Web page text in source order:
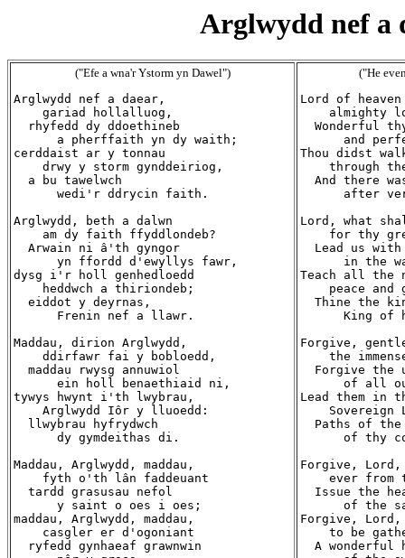
Arglwydd nef a
("Efe a wna'r Ystorm yn Dawel")
Arglwydd nef a daear,
    gariad hollalluog,
  rhyfedd dy ddoethineb
      a pherffaith yn dy waith;
cerddaist ar y tonnau
    drwy y storm gynddeiriog,
  a bu tawelwch
      wedi'r ddrycin faith.
Arglwydd, beth a dalwn
    am dy faith ffyddlondeb?
  Arwain ni â'th gyngor
      yn ffordd d'ewyllys fawr,
dysg i'r holl genhedloedd
    heddwch a thiriondeb;
  eiddot y deyrnas,
      Frenin nef a llawr.
Maddau, dirion Arglwydd,
    ddirfawr fai y bobloedd,
  maddau rwysg annuwiol
      ein holl benaethiaid ni,
tywys hwynt i'th lwybrau,
    Arglwydd Iôr y lluoedd:
  llwybrau hyfrydwch
      dy gymdeithas di.
Maddau, Arglwydd, maddau,
    fyth o'th lân faddeuant
  tardd grasusau nefol
      y saint o oes i oes;
maddau, Arglwydd, maddau,
    casgler er d'ogoniant
  ryfedd gynhaeaf grawnwin
("He
Lord of
almighty
Wonderful
and
Thou didst
through
And there
after
Lord, what
for thy
Lead us
in the
Teach all the
peace and
Thine the
King of
Forgive,
the
Forgive the
of all
Lead them in
Sovereign
Paths of
of thy
Forgive,
ever from
Issue the
of the
Forgive,
to be
A wonderful